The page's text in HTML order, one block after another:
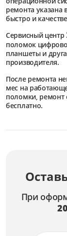
ремонта
быстро и
Сервисный центр
поломок
планшеты и
производителя.
После ремонта
мес на
поломки, ремонт
бесплатно.
При